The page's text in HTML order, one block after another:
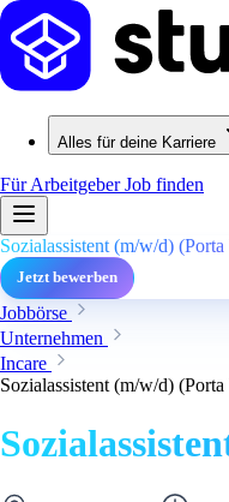
Alles für deine Karriere
Für ArbeitgeberJob finden
Sozialassistent (m/w/d)
Jetzt bewerben
Jobbörse
Unternehmen
Incare
Sozialassistent (m/w/d)